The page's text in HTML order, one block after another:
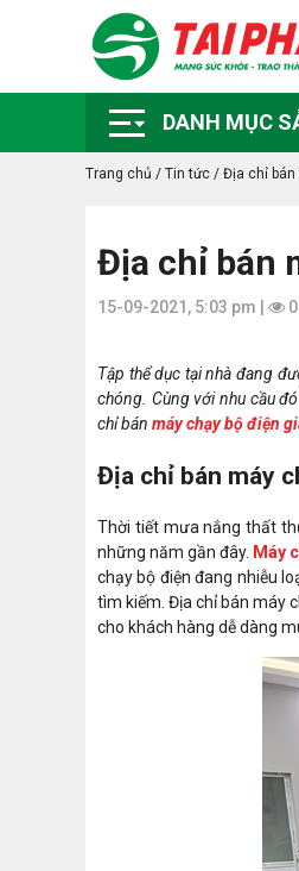
DANH MỤC
Trang chủ / Tin tức / Địa chỉ bán
Địa chỉ bán
15-09-2021, 5:03 pm | 0
Tập thể dục tại nhà đang
chóng. Cùng với nhu cầu
chỉ bán máy chạy bộ điện
Địa chỉ bán máy
Thời tiết mưa nắng thất
những năm gần đây. Máy
chạy bộ điện đang nhiễu
tìm kiếm. Địa chỉ bán máy
cho khách hàng dễ dàng